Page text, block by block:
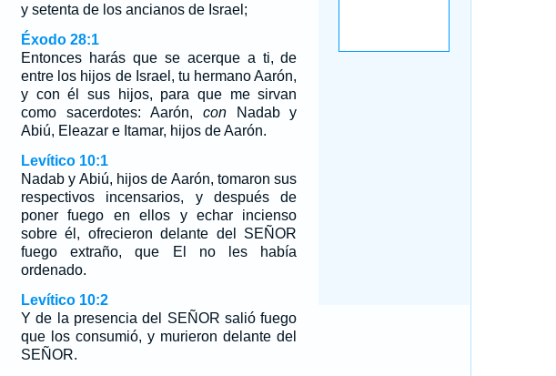
y setenta de los ancianos de Israel;
Éxodo 28:1
Entonces harás que se acerque a ti, de
entre los hijos de Israel, tu hermano Aarón,
y con él sus hijos, para que me sirvan
como sacerdotes: Aarón, conNadab y
Abiú, Eleazar e Itamar, hijos de Aarón.
Levítico 10:1
Nadab y Abiú, hijos de Aarón, tomaron sus
respectivos incensarios, y después de
poner fuego en ellos y echar incienso
sobre él, ofrecieron delante del SEÑOR
fuego extraño, que El no les había
ordenado.
Levítico 10:2
Y de la presencia del SEÑOR salió fuego
que los consumió, y murieron delante del
SEÑOR.